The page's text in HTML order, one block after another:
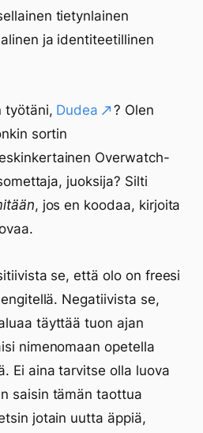
tietynlainen
ja identiteetillinen
työtäni, Dudea
? Olen
sortin
Overwatch-
juoksija? Silti
, jos en koodaa, kirjoita
se, että olo on freesi
Negatiivista se,
täyttää tuon ajan
nimenomaan opetella
Ei aina tarvitse olla luova
saisin tämän taottua
jotain uutta äppiä,